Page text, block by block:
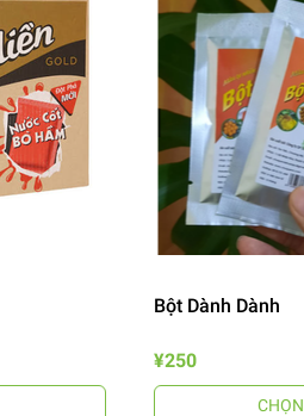
Bột Dành Dành
¥250